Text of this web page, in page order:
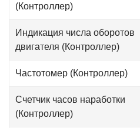
(Контроллер)
Индикация числа оборотов
двигателя (Контроллер)
Частотомер (Контроллер)
Счетчик часов наработки
(Контроллер)